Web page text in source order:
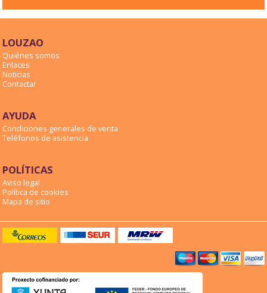
LOUZAO
Quiénes somos
Enlaces
Noticias
Contactar
AYUDA
Condiciones generales de venta
Teléfonos de asistencia
POLÍTICAS
Aviso legal
Política de cookies
Mapa de sitio